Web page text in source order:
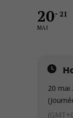
20
MAI
21
20 mai